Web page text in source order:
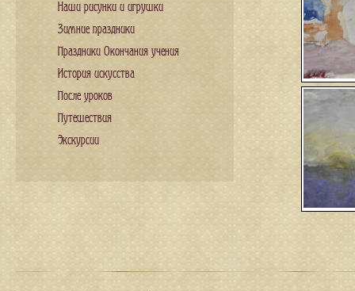
Наши рисунки и игрушки
Зимние праздники
Праздники Окончания учения
История искусства
После уроков
Путешествия
Экскурсии